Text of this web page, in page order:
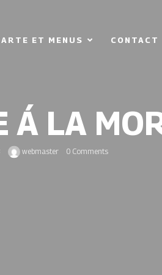
ET MENUS CONTACT
Á LA
webmaster 0 Comments